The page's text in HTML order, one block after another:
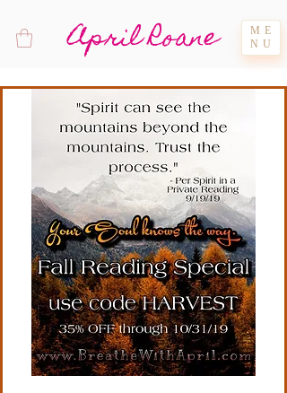
April Roane
ME
NU